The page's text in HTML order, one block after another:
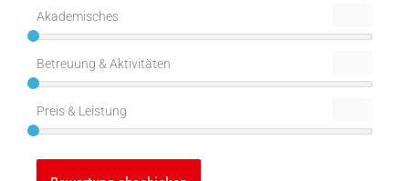
Akademisches
Betreuung & Aktivitäten
Preis & Leistung